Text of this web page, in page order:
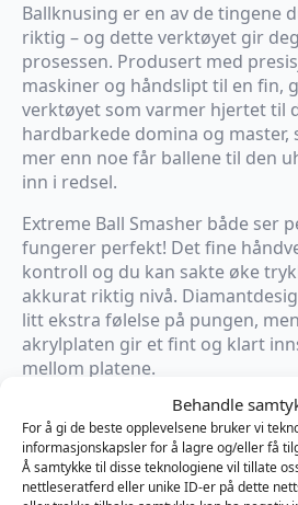
Behandle
For å gi de beste opplevelsene bruker vi
informasjonskapsler for å lagre og/eller få
Å samtykke til disse teknologiene vil tillate
nettleseratferd eller unike ID-er på dette
Ballknusing er en av de tingene
riktig – og dette verktøyet gir
prosessen. Produsert med
maskiner og håndslipt til en fin,
verktøyet som varmer hjertet til
hardbarkede domina og master,
mer enn noe får ballene til den
inn i redsel.
Extreme Ball Smasher både ser
fungerer perfekt! Det fine
kontroll og du kan sakte øke
akkurat riktig nivå.
litt ekstra følelse på pungen,
akrylplaten gir et fint og klart
mellom platene.
Vi anbefaler på det sterkeste
i denne typen spill og bruk
tegn.
Produktdetaljer: